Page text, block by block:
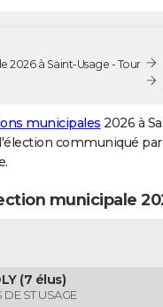
2026 à Saint-Usage - Tour
municipales 2026 à
communiqué
municipale
(7 élus)
DE ST USAGE